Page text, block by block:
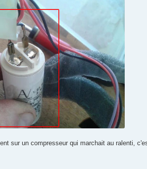
sur un compresseur qui marchait au ralenti,